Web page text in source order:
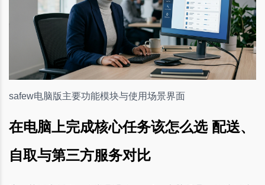
safew电脑版主要功能模块与使用场景界面
在电脑上完成核心任务该怎么选 配送、
自取与第三方服务对比